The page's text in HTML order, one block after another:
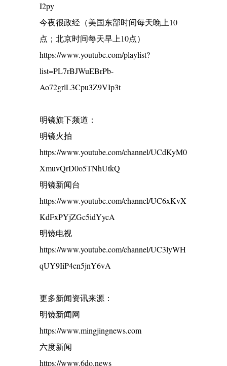
I2py
今夜很政经（美国东部时间每天晚上10
点；北京时间每天早上10点）
https://www.youtube.com/playlist?
list=PL7rBJWuEBrPb-
Ao72grlL3Cpu3Z9VIp3t
明镜旗下频道：
明镜火拍
https://www.youtube.com/channel/UCdKyM0
XmuvQrD0o5TNhUtkQ
明镜新闻台
https://www.youtube.com/channel/UC6xKvX
KdFxPYjZGc5idYycA
明镜电视
https://www.youtube.com/channel/UC3lyWH
qUY9IiP4en5jnY6vA
更多新闻资讯来源：
明镜新闻网
https://www.mingjingnews.com
六度新闻
https://www.6do.news